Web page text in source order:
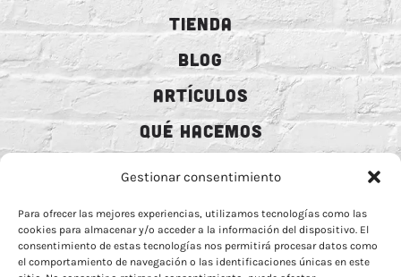
Gestionar consentimiento
Para ofrecer las mejores experiencias, utilizamos tecnologías como las
cookies para almacenar y/o acceder a la información del dispositivo. El
consentimiento de estas tecnologías nos permitirá procesar datos como
el comportamiento de navegación o las identificaciones únicas en este
TIENDA
BLOG
ARTÍCULOS
QUÉ HACEMOS
MECENAZGO
CONTACTO